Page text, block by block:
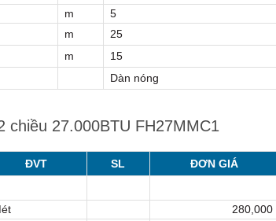
m
5
m
25
m
15
Dàn nóng
27.000BTU FH27MMC1
ĐVT SL
ĐƠN GIÁ
280,000